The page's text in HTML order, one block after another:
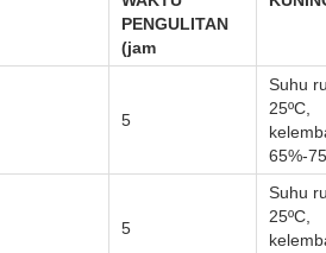
PENGULITAN
(jam
5
Suhu
25ºC,
65%-
5
Suhu
25ºC,